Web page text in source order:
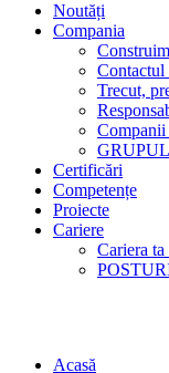
Noutăți
Compania
Trecut,
Certificări
Competențe
Proiecte
Cariere
Cariera
Acasă